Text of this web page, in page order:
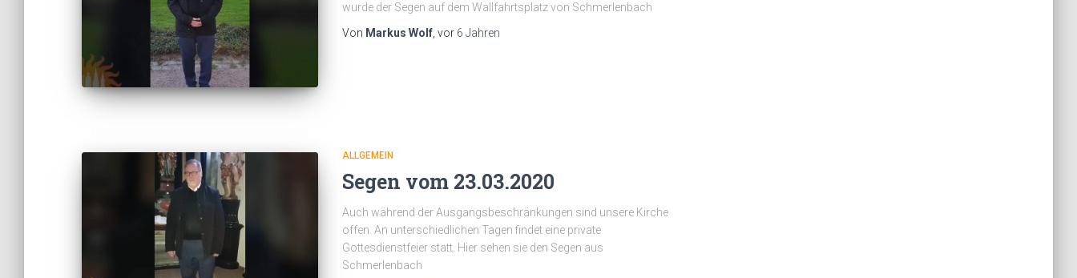
wurde der Segen auf dem Wallfahrtsplatz von Schmerlenbach
Von Markus Wolf, vor 6 Jahren
ALLGEMEIN
Segen vom 23.03.2020
Auch während der Ausgangsbeschränkungen sind unsere Kirche
offen. An unterschiedlichen Tagen findet eine private
Gottesdienstfeier statt. Hier sehen sie den Segen aus
Schmerlenbach